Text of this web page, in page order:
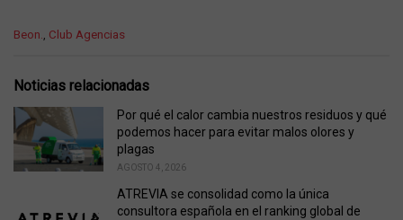
C
e
r
i
e
Beon. Club Agencias
Noticias relacionadas
Por qué el calor cambia nuestros residuos y qué
podemos hacer para evitar malos olores y
plagas
AGOSTO 4, 2026
ATREVIA se consolidad como la única
consultora española en el ranking global de